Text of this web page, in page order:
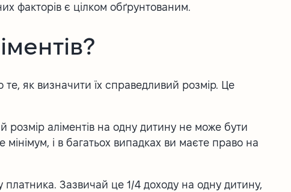
факторів є цілком обґрунтованим.
як визначити їх справедливий розмір. Це
розмір аліментів на одну дитину не може бути
і в багатьох випадках ви маєте право на
платника. Зазвичай це 1/4 доходу на одну дитину,